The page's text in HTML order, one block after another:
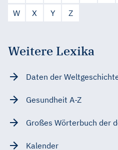
W
X Y Z
Weitere Lexika
Daten der
Gesundheit A-Z
Großes Wörterbuch der
Kalender